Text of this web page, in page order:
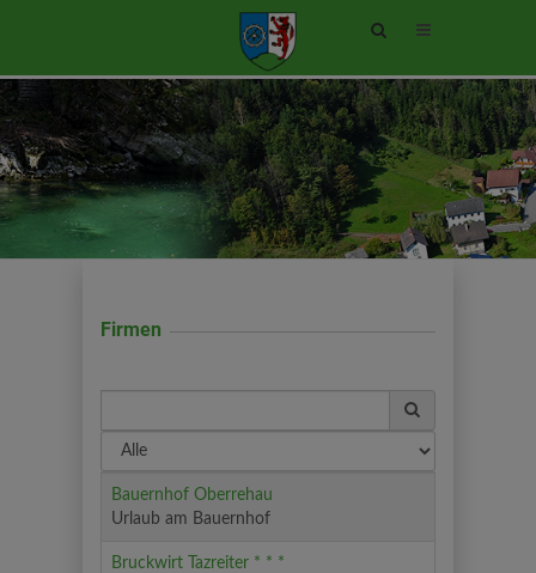
Site
toggle
Firmen
FILTER
ANFANGSBUCHSTABE
Name Branche
Bauernhof Oberrehau
Urlaub am Bauernhof
Bruckwirt Tazreiter * * *